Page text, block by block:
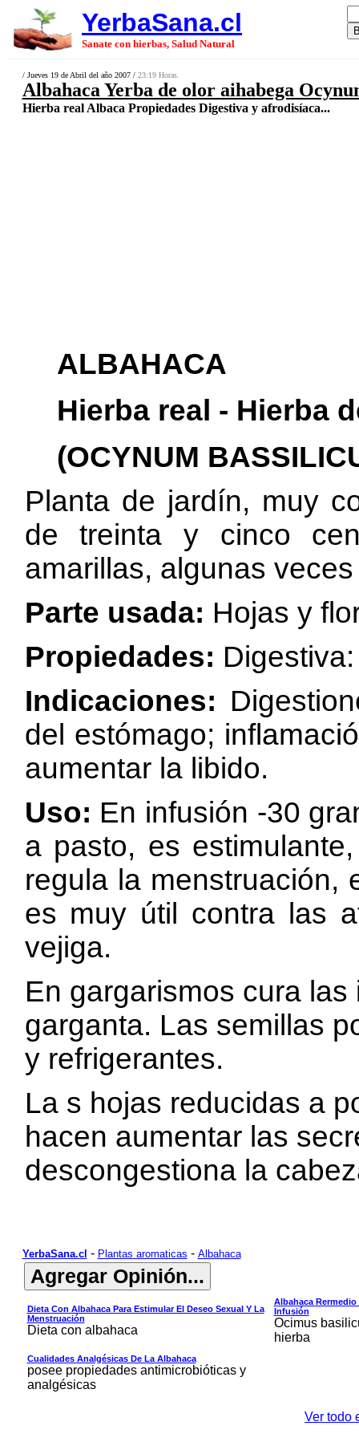
YerbaSana.cl
Sanate con hierbas, Salud Natural
/ Jueves 19 de Abril del año 2007 / 23:19 Horas.
Albahaca Yerba de olor aihabega
Hierba real Albaca Propiedades Digestiva y afrodisíaca...
ALBAHACA
Hierba real - Hierba
(OCYNUM
Planta de jardín, muy
de treinta y cinco
amarillas, algunas
Parte usada: Hojas y
Propiedades:
Indicaciones:
del estómago;
aumentar la libido.
Uso: En infusión -30
a pasto, es
regula la menstruación,
es muy útil contra las
vejiga.
En gargarismos cura
garganta. Las semillas
y refrigerantes.
La s hojas reducidas a
hacen aumentar las
descongestiona la
YerbaSana.cl - Plantas aromaticas - Albahaca
Dieta Con Albahaca Para Estimular El Deseo Sexual Y La
Menstruación
Dieta con albahaca
Albahaca Rermedio
Infusión
Ocimus
hierba
Cualidades Analgésicas De La Albahaca
posee propiedades antimicrobióticas y
analgésicas
Ver todo